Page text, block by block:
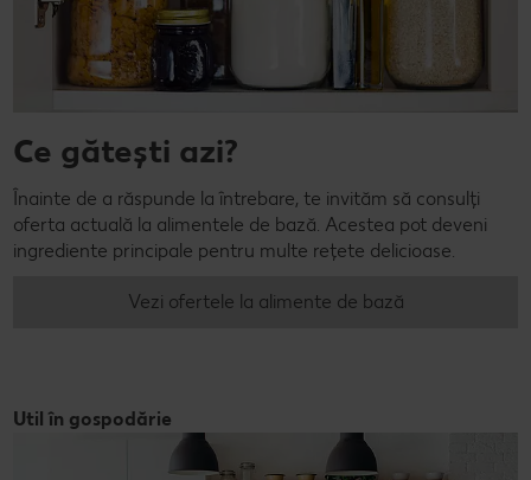
Ce gătești azi?
Înainte de a răspunde la întrebare, te invităm să consulți
oferta actuală la alimentele de bază. Acestea pot deveni
ingrediente principale pentru multe rețete delicioase.
Vezi ofertele la alimente de bază
Util în gospodărie